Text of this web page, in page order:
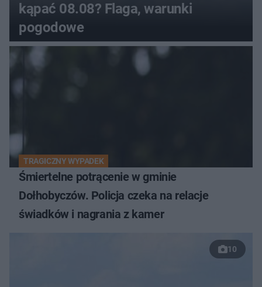
kąpać 08.08? Flaga, warunki
pogodowe
TRAGICZNY WYPADEK
Śmiertelne potrącenie w gminie
Dołhobyczów. Policja czeka na relacje
świadków i nagrania z kamer
10